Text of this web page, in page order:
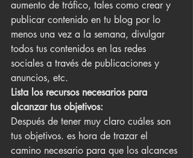
aumento de tráfico, tales como crear y
publicar contenido en tu blog por lo
menos una vez a la semana, divulgar
todos tus contenidos en las redes
sociales a través de publicaciones y
anuncios, etc.
Lista los recursos necesarios para
alcanzar tus objetivos:
Después de tener muy claro cuáles son
tus objetivos. es hora de trazar el
camino necesario para que los alcances